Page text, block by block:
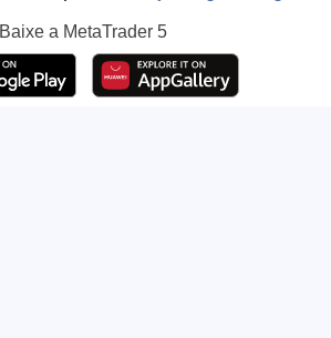
Baixe a MetaTrader 5